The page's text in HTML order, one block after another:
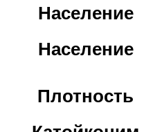
Население
Население
Плотность